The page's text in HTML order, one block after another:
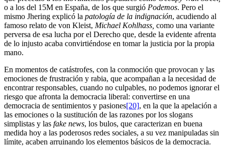
o a los del 15M en España, de los que surgió Podemos. Pero el
mismo Jhering explicó la patología de la indignación, acudiendo al
famoso relato de von Kleist, Michael Kohlhass, como una variante
perversa de esa lucha por el Derecho que, desde la evidente afrenta
de lo injusto acaba convirtiéndose en tomar la justicia por la propia
mano.
En momentos de catástrofes, con la conmoción que provocan y las
emociones de frustración y rabia, que acompañan a la necesidad de
encontrar responsables, cuando no culpables, no podemos ignorar el
riesgo que afronta la democracia liberal: convertirse en una
democracia de sentimientos y pasiones[20], en la que la apelación a
las emociones o la sustitución de las razones por los slogans
simplistas y las fake news, los bulos, que caracterizan en buena
medida hoy a las poderosos redes sociales, a su vez manipuladas sin
límite, acaben arruinando los elementos básicos de la democracia.